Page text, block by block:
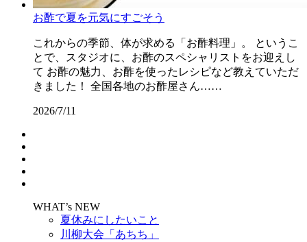
お酢で夏を元気にすごそう
これからの季節、体が求める「お酢料理」。 というこ
とで、スタジオに、お酢のスペシャリストをお迎えし
て お酢の魅力、お酢を使ったレシピなど教えていただ
きました！ 全国各地のお酢屋さん……
2026/7/11
WHAT’s NEW
夏休みにしたいこと
川柳大会「あちち」